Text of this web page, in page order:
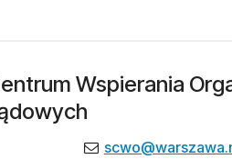
Wspierania